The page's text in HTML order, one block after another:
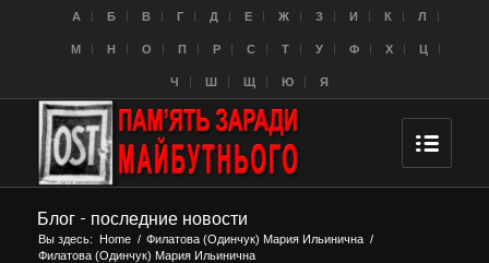
A Б В Г Д Е Ж З И К Л
M Н О П Р С Т У Ф Х Ц
Ч Ш Щ Ю Я
Блог - последние новости
Вы здесь: Home / Филатова (Одинчук) Мария Ильинична /
Филатова (Одинчук) Мария Ильинична